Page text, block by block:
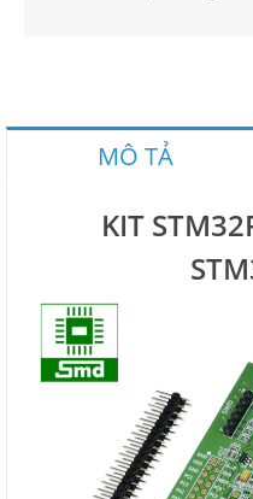
MÔ TẢ
KIT